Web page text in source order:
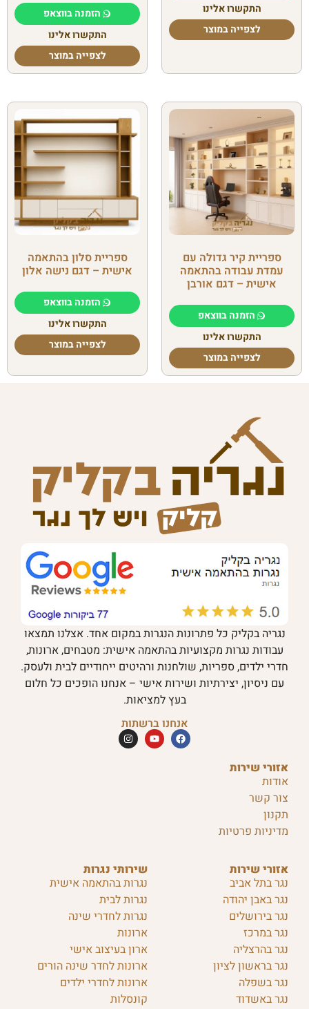
התקשרו אלינו
לצפייה במוצר
הזמנה בווצאפ
התקשרו אלינו
לצפייה במוצר
ספריית קיר גדולה עם
עמדת עבודה בהתאמה
אישית – דגם אורבן
הזמנה בווצאפ
התקשרו אלינו
לצפייה במוצר
ספריית סלון בהתאמה
אישית – דגם נישה אלון
הזמנה בווצאפ
התקשרו אלינו
לצפייה במוצר
שירותי נגרות
נגרות בהתאמה אישית
נגרות לבית
נגרות לחדרי שינה
ארונות
ארון בעיצוב אישי
ארונות לחדר שינה הורים
ארונות לחדרי ילדים
קונסלות
אזורי שירות
נגר בתל אביב
נגר באבן יהודה
נגר בירושלים
נגר במרכז
נגר בהרצליה
נגר בראשון לציון
נגר בשפלה
נגר באשדוד
אזורי שירות
אודות
צור קשר
תקנון
מדיניות פרטיות
נגריה בקליק כל פתרונות הנגרות במקום אחד. אצלנו תמצאו
עבודות נגרות מקצועיות בהתאמה אישית: מטבחים, ארונות,
חדרי ילדים, ספריות, שולחנות ורהיטים ייחודיים לבית ולעסק.
עם ניסיון, יצירתיות ושירות אישי – אנחנו הופכים כל חלום
בעץ למציאות.
אנחנו ברשתות